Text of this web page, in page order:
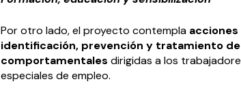
Por otro lado, el proyecto contempla
identificación, prevención y tratamiento
comportamentales dirigidas a los
especiales de empleo.